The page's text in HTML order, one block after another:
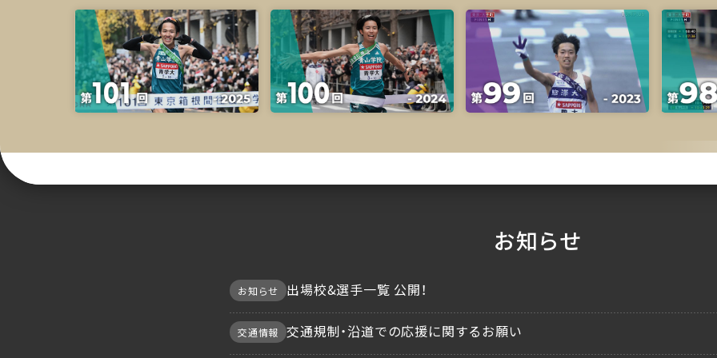
お知らせ
お知らせ 出場校&選手一覧 公開！
交通情報 交通規制・沿道での応援に関するお願い